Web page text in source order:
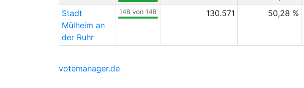
Stadt
Mülheim an
der Ruhr
148 von 148 130.571 50,28 %
votemanager.de